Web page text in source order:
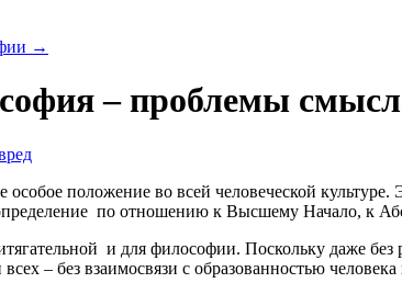
→
– проблемы
особое положение во всей человеческой
по отношению к Высшему Начало, к
и для философии. Поскольку даже
– без взаимосвязи с образованностью